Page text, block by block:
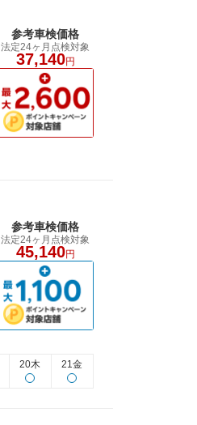
参考車検価格
法定24ヶ月点検対象
37,140円
参考車検価格
法定24ヶ月点検対象
45,140円
20木 21金